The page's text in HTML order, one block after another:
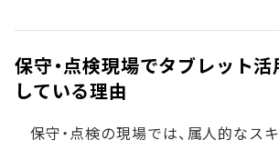
保守・点検現場でタブレット
している理由
保守・点検の現場では、属人的なス